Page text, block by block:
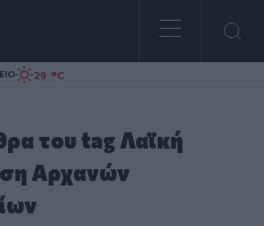
29 °C
του tag Λαϊκή
Αρχανών